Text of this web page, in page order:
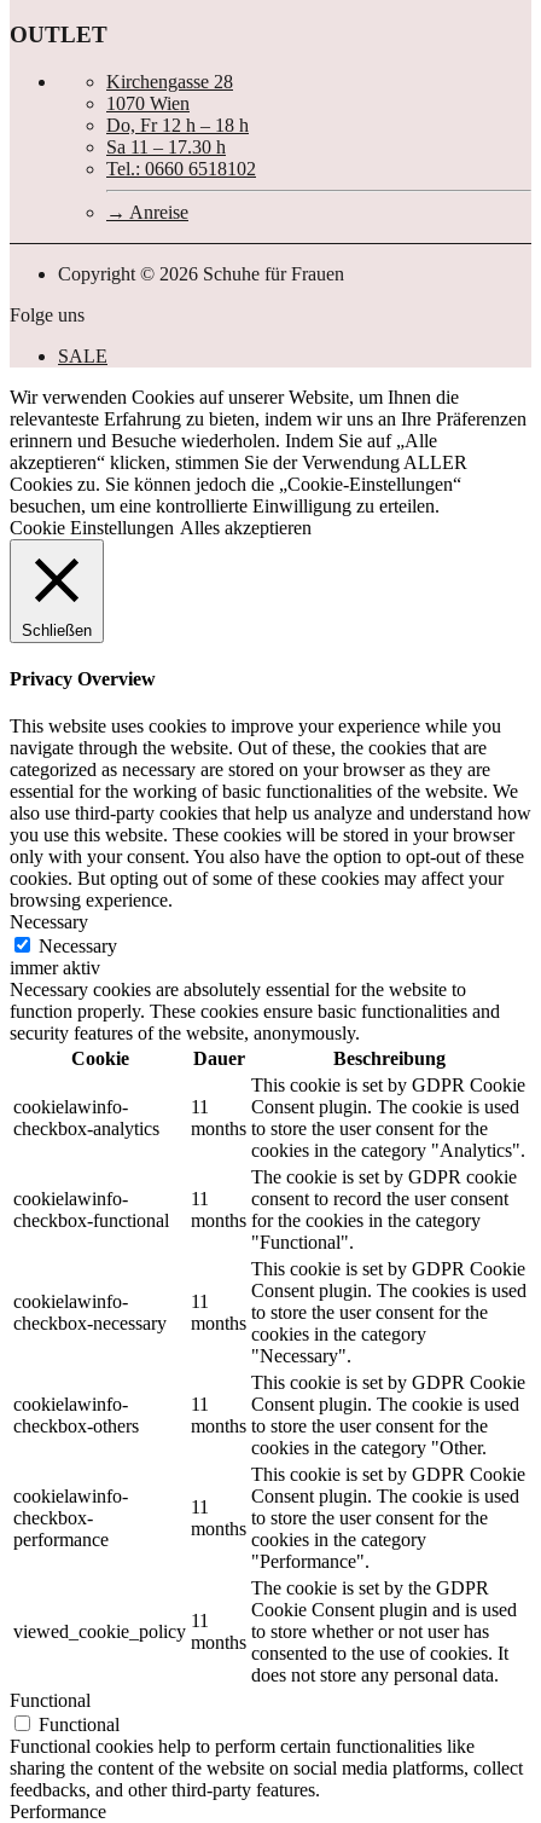
OUTLET
Kirchengasse 28
1070 Wien
Do, Fr 12 h – 18 h
Sa 11 – 17.30 h
Tel.: 0660 6518102
Anreise
Copyright © 2026 Schuhe für Frauen
Folge uns
SALE
Wir verwenden Cookies auf unserer Website, um Ihnen die
relevanteste Erfahrung zu bieten, indem wir uns an Ihre Präferenzen
erinnern und Besuche wiederholen. Indem Sie auf „Alle
akzeptieren“ klicken, stimmen Sie der Verwendung ALLER
Cookies zu. Sie können jedoch die „Cookie-Einstellungen“
besuchen, um eine kontrollierte Einwilligung zu erteilen.
Cookie Einstellungen Alles akzeptieren
Schließen
Privacy Overview
This website uses cookies to improve your experience while you
navigate through the website. Out of these, the cookies that are
categorized as necessary are stored on your browser as they are
essential for the working of basic functionalities of the website. We
also use third-party cookies that help us analyze and understand how
you use this website. These cookies will be stored in your browser
only with your consent. You also have the option to opt-out of these
cookies. But opting out of some of these cookies may affect your
browsing experience.
Necessary
Necessary
immer aktiv
Necessary cookies are absolutely essential for the website to
function properly. These cookies ensure basic functionalities and
security features of the website, anonymously.
Cookie
Dauer Beschreibung
cookielawinfo-
checkbox-analytics
11
months
This cookie is set by GDPR Cookie
Consent plugin. The cookie is used
to store the user consent for the
cookies in the category "Analytics".
cookielawinfo-
checkbox-functional
11
months
The cookie is set by GDPR cookie
consent to record the user consent
for the cookies in the category
"Functional".
cookielawinfo-
checkbox-necessary
11
months
This cookie is set by GDPR Cookie
Consent plugin. The cookies is used
to store the user consent for the
cookies in the category
"Necessary".
cookielawinfo-
checkbox-others
11
months
This cookie is set by GDPR Cookie
Consent plugin. The cookie is used
to store the user consent for the
cookies in the category "Other.
cookielawinfo-
checkbox-
performance
11
months
This cookie is set by GDPR Cookie
Consent plugin. The cookie is used
to store the user consent for the
cookies in the category
"Performance".
viewed_cookie_policy
11
months
The cookie is set by the GDPR
Cookie Consent plugin and is used
to store whether or not user has
consented to the use of cookies. It
does not store any personal data.
Functional
Functional
Functional cookies help to perform certain functionalities like
sharing the content of the website on social media platforms, collect
feedbacks, and other third-party features.
Performance